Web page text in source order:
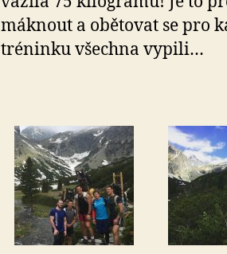
máknout a obětovat se pro
tréninku všechna vypili…